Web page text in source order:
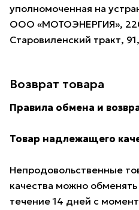
уполномоченная на
ООО «МОТОЭНЕРГИЯ»,
Старовиленский тракт,
Возврат товара
Правила обмена и
Товар надлежащего
Непродовольственные
качества можно обменять
течение 14 дней с